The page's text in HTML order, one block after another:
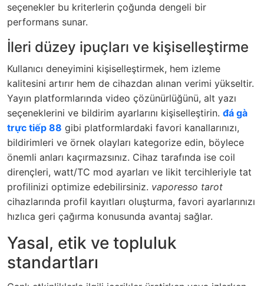
seçenekler bu kriterlerin çoğunda dengeli bir
performans sunar.
İleri düzey ipuçları ve kişiselleştirme
Kullanıcı deneyimini kişiselleştirmek, hem izleme
kalitesini artırır hem de cihazdan alınan verimi yükseltir.
Yayın platformlarında video çözünürlüğünü, alt yazı
seçeneklerini ve bildirim ayarlarını kişiselleştirin. đá gà
trực tiếp 88 gibi platformlardaki favori kanallarınızı,
bildirimleri ve örnek olayları kategorize edin, böylece
önemli anları kaçırmazsınız. Cihaz tarafında ise coil
dirençleri, watt/TC mod ayarları ve likit tercihleriyle tat
profilinizi optimize edebilirsiniz. vaporesso tarot
cihazlarında profil kayıtları oluşturma, favori ayarlarınızı
hızlıca geri çağırma konusunda avantaj sağlar.
Yasal, etik ve topluluk
standartları